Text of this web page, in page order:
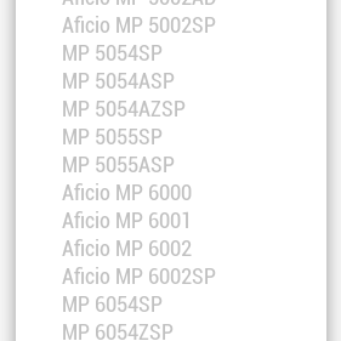
Aficio MP 5002SP
MP 5054SP
MP 5054ASP
MP 5054AZSP
MP 5055SP
MP 5055ASP
Aficio MP 6000
Aficio MP 6001
Aficio MP 6002
Aficio MP 6002SP
MP 6054SP
MP 6054ZSP